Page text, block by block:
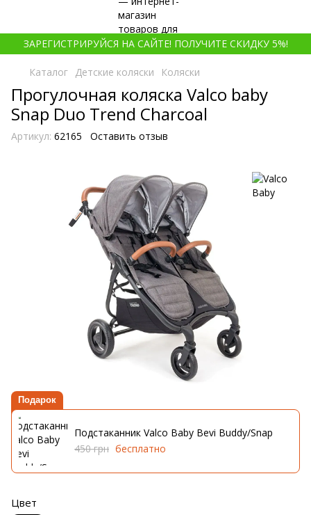
ЗАРЕГИСТРИРУЙСЯ НА САЙТЕ! ПОЛУЧИТЕ СКИДКУ 5%!
Каталог Детские коляски Коляски
Прогулочная коляска Valco baby
Snap Duo Trend Charcoal
Артикул: 62165 Оставить отзыв
Подарок
Подстаканник Valco Baby Bevi Buddy/Snap
450 грн бесплатно
Цвет